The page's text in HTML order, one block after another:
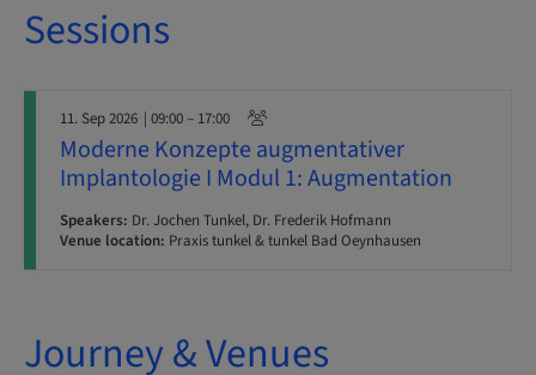
Sessions
11. Sep 2026 | 09:00 – 17:00
Moderne Konzepte augmentativer
Implantologie I Modul 1: Augmentation
Speakers: Dr. Jochen Tunkel, Dr. Frederik Hofmann
Venue location: Praxis tunkel & tunkel Bad Oeynhausen
Journey & Venues